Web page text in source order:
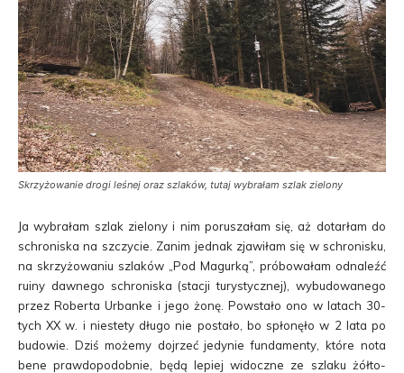
Skrzyżowanie drogi leśnej oraz szlaków, tutaj wybrałam szlak zielony
Ja wybrałam szlak zielony i nim poruszałam się, aż dotarłam do
schroniska na szczycie. Zanim jednak zjawiłam się w schronisku,
na skrzyżowaniu szlaków „Pod Magurką”, próbowałam odnaleźć
ruiny dawnego schroniska (stacji turystycznej), wybudowanego
przez Roberta Urbanke i jego żonę. Powstało ono w latach 30-
tych XX w. i niestety długo nie postało, bo spłonęło w 2 lata po
budowie. Dziś możemy dojrzeć jedynie fundamenty, które nota
bene prawdopodobnie, będą lepiej widoczne ze szlaku żółto-